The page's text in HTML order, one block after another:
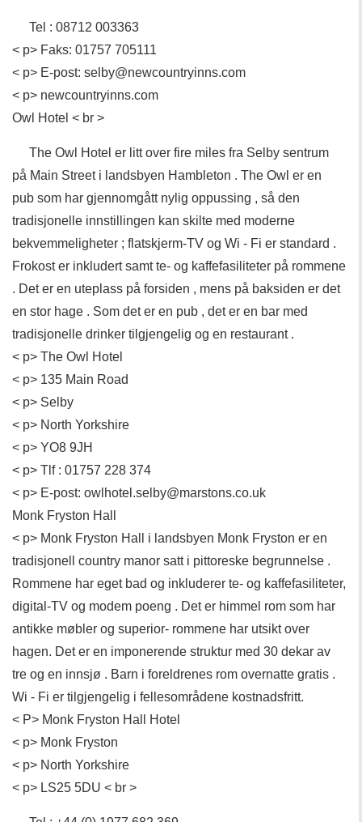
Tel : 08712 003363
< p> Faks: 01757 705111
< p> E-post: selby@newcountryinns.com
< p> newcountryinns.com
Owl Hotel < br >
The Owl Hotel er litt over fire miles fra Selby sentrum
på Main Street i landsbyen Hambleton . The Owl er en
pub som har gjennomgått nylig oppussing , så den
tradisjonelle innstillingen kan skilte med moderne
bekvemmeligheter ; flatskjerm-TV og Wi - Fi er standard .
Frokost er inkludert samt te- og kaffefasiliteter på rommene
. Det er en uteplass på forsiden , mens på baksiden er det
en stor hage . Som det er en pub , det er en bar med
tradisjonelle drinker tilgjengelig og en restaurant .
< p> The Owl Hotel
< p> 135 Main Road
< p> Selby
< p> North Yorkshire
< p> YO8 9JH
< p> Tlf : 01757 228 374
< p> E-post: owlhotel.selby@marstons.co.uk
Monk Fryston Hall
< p> Monk Fryston Hall i landsbyen Monk Fryston er en
tradisjonell country manor satt i pittoreske begrunnelse .
Rommene har eget bad og inkluderer te- og kaffefasiliteter,
digital-TV og modem poeng . Det er himmel rom som har
antikke møbler og superior- rommene har utsikt over
hagen. Det er en imponerende struktur med 30 dekar av
tre og en innsjø . Barn i foreldrenes rom overnatte gratis .
Wi - Fi er tilgjengelig i fellesområdene kostnadsfritt.
< P> Monk Fryston Hall Hotel
< p> Monk Fryston
< p> North Yorkshire
< p> LS25 5DU < br >